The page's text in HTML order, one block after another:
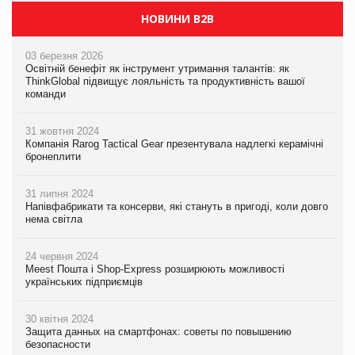
НОВИНИ B2B
03 березня 2026
Освітній бенефіт як інструмент утримання талантів: як
ThinkGlobal підвищує лояльність та продуктивність вашої
команди
31 жовтня 2024
Компанія Rarog Tactical Gear презентувала надлегкі керамічні
бронеплити
31 липня 2024
Напівфабрикати та консерви, які стануть в пригоді, коли довго
нема світла
24 червня 2024
Meest Пошта і Shop-Express розширюють можливості
українських підприємців
30 квітня 2024
Защита данных на смартфонах: советы по повышению
безопасности